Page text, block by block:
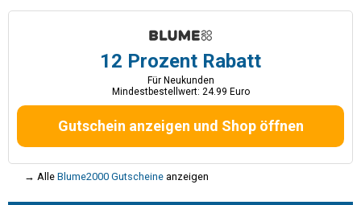
12 Prozent Rabatt
Für Neukunden
Mindestbestellwert: 24.99 Euro
Gutschein anzeigen und Shop öffnen
→ Alle Blume2000 Gutscheine anzeigen